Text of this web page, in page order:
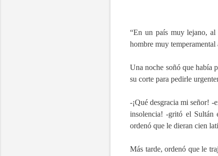
“En un país muy lejano,
hombre muy temperamental
Una noche soñó que había
su corte para pedirle
-¡Qué desgracia mi señor! -
insolencia! -gritó el Sultán
ordenó que le dieran cien
Más tarde, ordenó que le